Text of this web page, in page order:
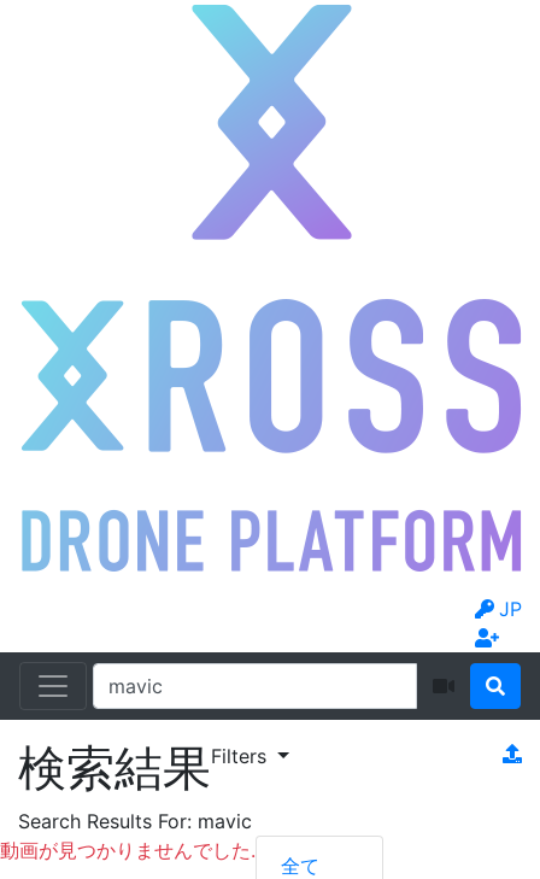
JP
検索結果Filters
Search Results For: mavic
動画が見つかりませんでした.
全て